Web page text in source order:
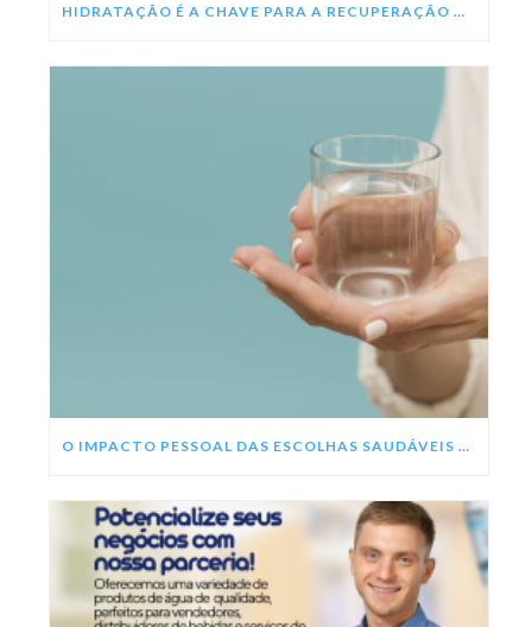
HIDRATAÇÃO É A CHAVE PARA A RECUPERAÇÃO DA DENGUE
O IMPACTO PESSOAL DAS ESCOLHAS SAUDÁVEIS NESSE ANO